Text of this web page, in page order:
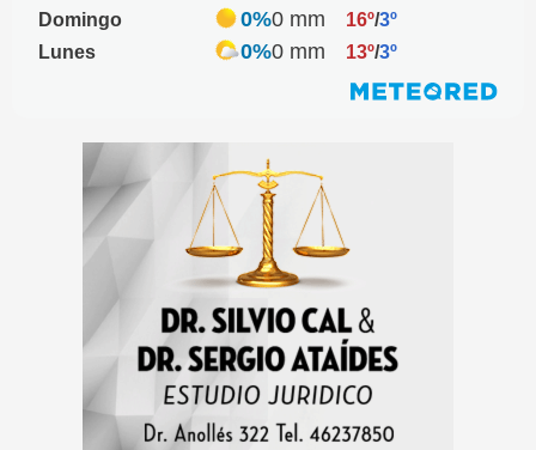
Domingo
0%0 mm 16º/3º
Lunes
0%0 mm 13º/3º